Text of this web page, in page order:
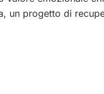
un progetto di